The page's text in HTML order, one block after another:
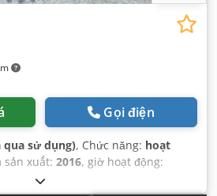
Gọi điện
sử dụng), Chức năng: hoạt
sản xuất: 2016, giờ hoạt động: